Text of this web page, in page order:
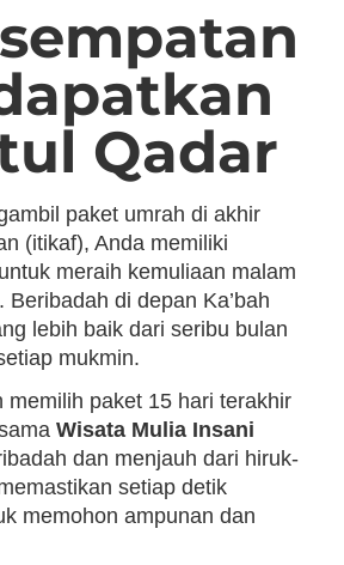
Qadar
paket umrah di akhir
(itikaf), Anda memiliki
meraih kemuliaan malam
. Beribadah di depan Ka’bah
lebih baik dari seribu bulan
mukmin.
memilih paket 15 hari terakhir
Wisata Mulia Insani
dan menjauh dari hiruk-
setiap detik
memohon ampunan dan